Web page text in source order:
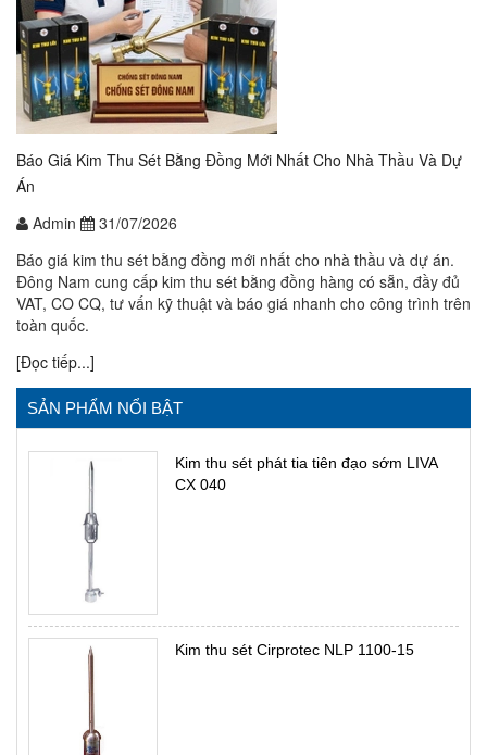
Báo Giá Kim Thu Sét Bằng Đồng Mới Nhất Cho Nhà Thầu Và Dự
Án
Admin
31/07/2026
Báo giá kim thu sét bằng đồng mới nhất cho nhà thầu và dự án.
Đông Nam cung cấp kim thu sét bằng đồng hàng có sẵn, đầy đủ
VAT, CO CQ, tư vấn kỹ thuật và báo giá nhanh cho công trình trên
toàn quốc.
[Đọc tiếp...]
SẢN PHẨM NỔI BẬT
Kim thu sét phát tia tiên đạo sớm LIVA
CX 040
Kim thu sét Cirprotec NLP 1100-15